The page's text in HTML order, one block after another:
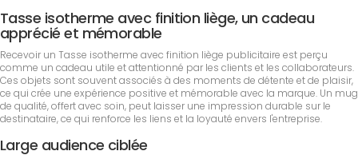
Tasse isotherme avec finition liège, un cadeau
apprécié et mémorable
Recevoir un Tasse isotherme avec finition liège publicitaire est perçu
comme un cadeau utile et attentionné par les clients et les collaborateurs.
Ces objets sont souvent associés à des moments de détente et de plaisir,
ce qui crée une expérience positive et mémorable avec la marque. Un mug
de qualité, offert avec soin, peut laisser une impression durable sur le
destinataire, ce qui renforce les liens et la loyauté envers l'entreprise.
Large audience ciblée